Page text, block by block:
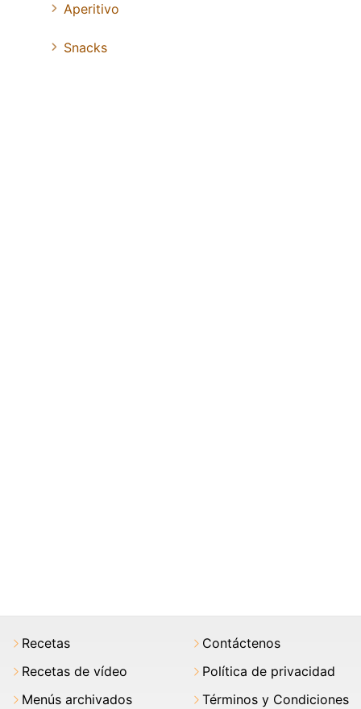
Aperitivo
Snacks
Recetas
Recetas de vídeo
Menús archivados
Contáctenos
Política de privacidad
Términos y Condiciones